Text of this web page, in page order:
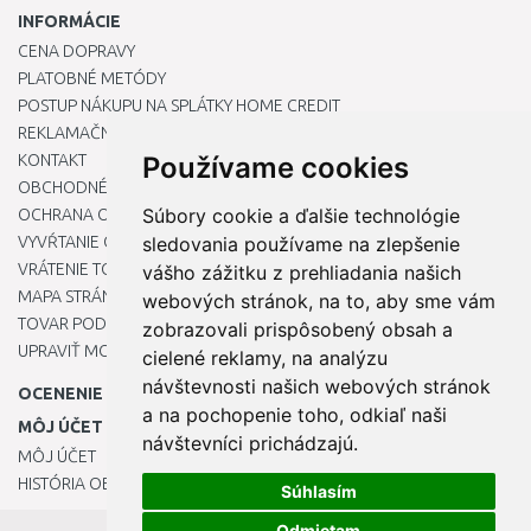
Používame cookies
Súbory cookie a ďalšie technológie
sledovania používame na zlepšenie
vášho zážitku z prehliadania našich
webových stránok, na to, aby sme vám
zobrazovali prispôsobený obsah a
cielené reklamy, na analýzu
návštevnosti našich webových stránok
a na pochopenie toho, odkiaľ naši
návštevníci prichádzajú.
Súhlasím
INFORMÁCIE
CENA DOPRAVY
PLATOBNÉ METÓDY
POSTUP NÁKUPU NA SPLÁTKY HOME CREDIT
REKLAMAČNÝ PORIADOK
KONTAKT
OBCHODNÉ PODMIENKY
OCHRANA OSOBNÝCH ÚDAJOV
VYVŔTANIE OTVORU DO DREZU PRE KUCHYNSKÚ BATÉRIU
VRÁTENIE TOVARU / REKLAMÁCIE
MAPA STRÁNOK
TOVAR PODĽA ZNAČIEK
UPRAVIŤ MOJE PREDVOĽBY COOKIES
OCENENIE
MÔJ ÚČET
MÔJ ÚČET
HISTÓRIA OBJEDNÁVOK